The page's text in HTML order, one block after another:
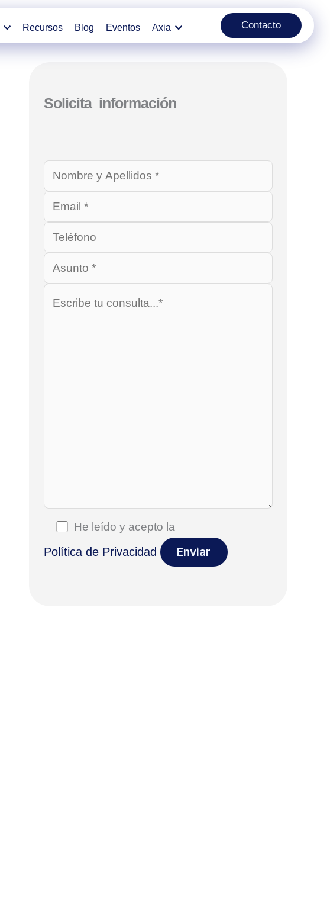
Recursos Blog Eventos Axia Contacto
Solicita información
He leído y acepto la
Política de Privacidad